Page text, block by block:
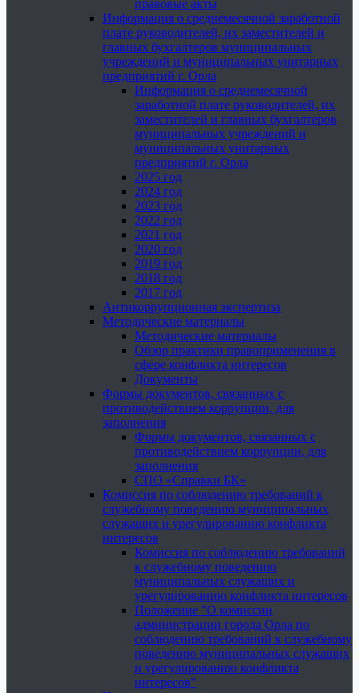
правовые акты
Информация о среднемесячной заработной
плате руководителей, их заместителей и
главных бухгалтеров муниципальных
учреждений и муниципальных унитарных
предприятий г. Орла
Информация о среднемесячной
заработной плате руководителей, их
заместителей и главных бухгалтеров
муниципальных учреждений и
муниципальных унитарных
предприятий г. Орла
2025 год
2024 год
2023 год
2022 год
2021 год
2020 год
2019 год
2018 год
2017 год
Антикоррупционная экспертиза
Методические материалы
Методические материалы
Обзор практики правоприменения в
сфере конфликта интересов
Документы
Формы документов, связанных с
противодействием коррупции, для
заполнения
Формы документов, связанных с
противодействием коррупции, для
заполнения
СПО «Справки БК»
Комиссия по соблюдению требований к
служебному поведению муниципальных
служащих и урегулированию конфликта
интересов
Комиссия по соблюдению требований
к служебному поведению
муниципальных служащих и
урегулированию конфликта интересов
Положение "О комиссии
администрации города Орла по
соблюдению требований к служебному
поведению муниципальных служащих
и урегулированию конфликта
интересов"